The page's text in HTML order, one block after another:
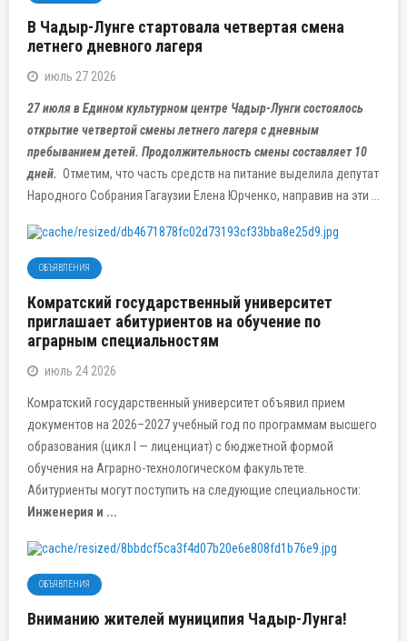
В Чадыр-Лунге стартовала четвертая смена
летнего дневного лагеря
июль 27 2026
27 июля в Едином культурном центре Чадыр-Лунги состоялось
открытие четвертой смены летнего лагеря с дневным
пребыванием детей. Продолжительность смены составляет10
дней. Отметим, что часть средств на питание выделила депутат
Народного Собрания Гагаузии Елена Юрченко, направив на эти ...
ОБЪЯВЛЕНИЯ
Комратский государственный университет
приглашает абитуриентов на обучение по
аграрным специальностям
июль 24 2026
Комратский государственный университет объявил прием
документов на 2026–2027 учебный год по программам высшего
образования (цикл I — лиценциат) с бюджетной формой
обучения на Аграрно-технологическом факультете.
Абитуриенты могут поступить на следующие специальности:
Инженерия и ...
ОБЪЯВЛЕНИЯ
Вниманию жителей муниципия Чадыр-Лунга!